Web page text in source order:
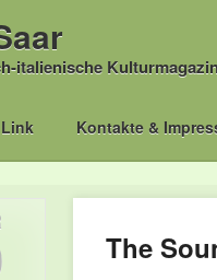
italienische
Link Kontakte &
The